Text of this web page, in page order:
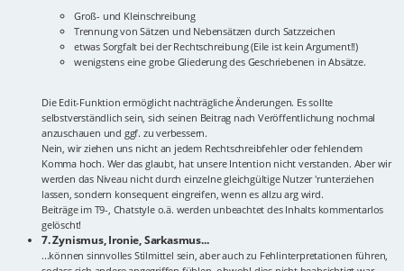
Groß- und Kleinschreibung
Trennung von Sätzen und Nebensätzen durch Satzzeichen
etwas Sorgfalt bei der Rechtschreibung (Eile ist kein Argument!!)
wenigstens eine grobe Gliederung des Geschriebenen in Absätze.
Die Edit-Funktion ermöglicht nachträgliche Änderungen. Es sollte
selbstverständlich sein, sich seinen Beitrag nach Veröffentlichung nochmal
anzuschauen und ggf. zu verbessern.
Nein, wir ziehen uns nicht an jedem Rechtschreibfehler oder fehlendem
Komma hoch. Wer das glaubt, hat unsere Intention nicht verstanden. Aber wir
werden das Niveau nicht durch einzelne gleichgültige Nutzer 'runterziehen
lassen, sondern konsequent eingreifen, wenn es allzu arg wird.
Beiträge im T9-, Chatstyle o.ä. werden unbeachtet des Inhalts kommentarlos
gelöscht!
7. Zynismus, Ironie, Sarkasmus...
...können sinnvolles Stilmittel sein, aber auch zu Fehlinterpretationen führen,